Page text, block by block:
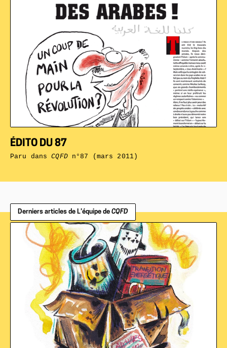
ÉDITO DU 87
Paru dansCQFDn°87 (mars 2011)
Derniers articles de L’équipe de CQFD